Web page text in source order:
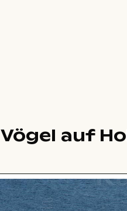
Vögel auf